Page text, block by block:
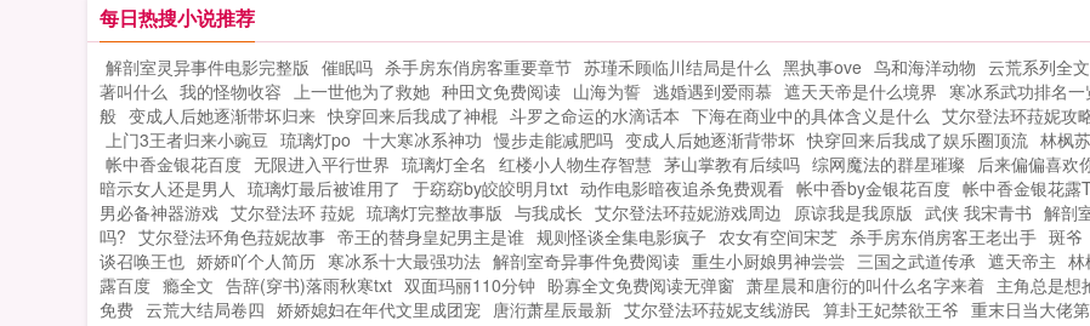
啦好，上门女婿是吧？老子认了！媳妇
儿，给我一年发育，还你一个王者！...
搞笑大唐正式改名贞观游龙疯狂我也建了
一个群有兴趣的都可以加，没有限制
251967747...
每日热搜小说推荐
解剖室灵异事件电影完整版 催眠吗 杀手房东俏房客重要章节 苏瑾禾顾临川结局是什么 黑执事ove 鸟和海洋动物 云荒系列全
著叫什么 我的怪物收容 上一世他为了救她 种田文免费阅读 山海为誓 逃婚遇到爱雨慕 遮天天帝是什么境界 寒冰系武功排名一
般 变成人后她逐渐带坏归来 快穿回来后我成了神棍 斗罗之命运的水滴话本 下海在商业中的具体含义是什么 艾尔登法环菈妮攻
上门3王者归来小豌豆 琉璃灯po 十大寒冰系神功 慢步走能减肥吗 变成人后她逐渐背带坏 快穿回来后我成了娱乐圈顶流 林枫
帐中香金银花百度 无限进入平行世界 琉璃灯全名 红楼小人物生存智慧 茅山掌教有后续吗 综网魔法的群星璀璨 后来偏偏喜欢
暗示女人还是男人 琉璃灯最后被谁用了 于窈窈by皎皎明月txt 动作电影暗夜追杀免费观看 帐中香by金银花百度 帐中香金银花露
男必备神器游戏 艾尔登法环 菈妮 琉璃灯完整故事版 与我成长 艾尔登法环菈妮游戏周边 原谅我是我原版 武侠 我宋青书 解剖
吗? 艾尔登法环角色菈妮故事 帝王的替身皇妃男主是谁 规则怪谈全集电影疯子 农女有空间宋芝 杀手房东俏房客王老出手 斑爷
谈召唤王也 娇娇吖个人简历 寒冰系十大最强功法 解剖室奇异事件免费阅读 重生小厨娘男神尝尝 三国之武道传承 遮天帝主 林
露百度 瘾全文 告辞(穿书)落雨秋寒txt 双面玛丽110分钟 盼寡全文免费阅读无弹窗 萧星晨和唐衍的叫什么名字来着 主角总是想
免费 云荒大结局卷四 娇娇媳妇在年代文里成团宠 唐洐萧星辰最新 艾尔登法环菈妮支线游民 算卦王妃禁欲王爷 重末日当大佬